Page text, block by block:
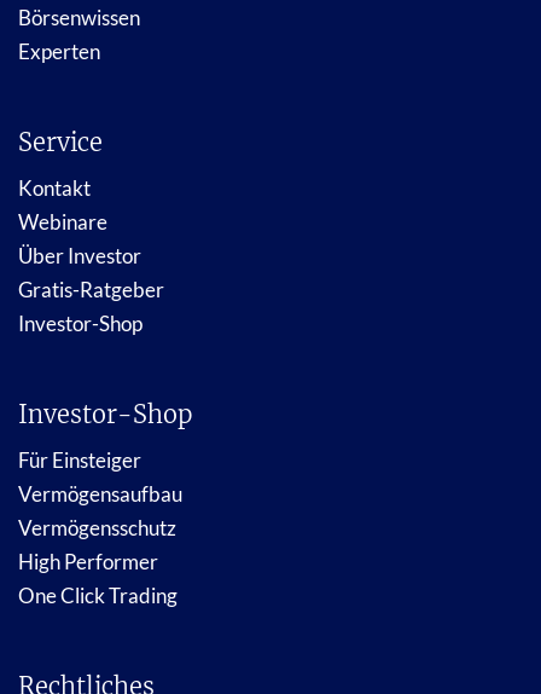
Börsenwissen
Experten
Service
Kontakt
Webinare
Über Investor
Gratis-Ratgeber
Investor-Shop
Investor-Shop
Für Einsteiger
Vermögensaufbau
Vermögensschutz
High Performer
One Click Trading
Rechtliches